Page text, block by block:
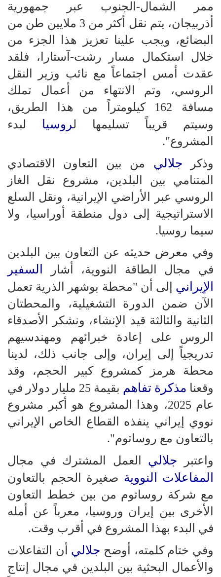
ممر الشمال-الجنوب عبر جمهورية
أذربيجان، يتم نقل أكثر من 3 ملايين طن من
البضائع، ويجب علينا تعزيز هذا الجزء من
خلال استكمال مسار رشت-آستارا، فلقد
عقدت أمس اجتماعاً مع نائب وزير النقل
الروسي، وتم الانتهاء من أعمال تملك
مسافة 162 كيلومتراً من هذا الطريق،
وسيتم قريباً تسليمها لروسيا لبدء
المشروع".
وذكر جلالي من بين التعاون الاقتصادي
المتنامي بين البلدين، مشروع نقل الغاز
الروسي عبر الأراضي الإيرانية، ونقل السلع
الاستراتيجية إلى دول منطقة أوراسيا، ولا
سيما روسيا.
وفي معرض حديثه عن التعاون بين البلدين
في مجال الطاقة النووية، أشار
السفير
الإيراني إلى أن "محطة بوشهر الذرية تعمل
الآن ضمن الدورة التشغيلية، والمحطتان
الثانية والثالثة قيد الإنشاء، ونشكر الأصدقاء
الروس على إعادة خبرائهم ومهندسيهم
تدريجياً إلى إيران، وإلى جانب ذلك، لدينا
محطة هرمز كمشروع كبير الحجم، وقد
وقعنا مذكرة تفاهم
بقيمة 25 مليار دولار في
عام 2025، وهذا المشروع هو أكبر مشروع
نووي إيراني ينفذه القطاع الخاص الإيراني
بالتعاون مع روساتوم".
واعتبر جلالي العمل المشترك في مجال
المفاعلات النووية صغيرة الحجم بالتعاون
مع شركة روساتوم من بين خطط التعاون
الأخرى بين إيران وروسيا، معرباً عن أمله
في البدء بهذا المشروع في أقرب وقت.
وفي ختام كلمته، أوضح جلالي أن التفاعلات
والأعمال البحثية بين البلدين في مجال إنتاج